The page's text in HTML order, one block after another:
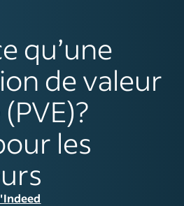
qu’une
de valeur
les